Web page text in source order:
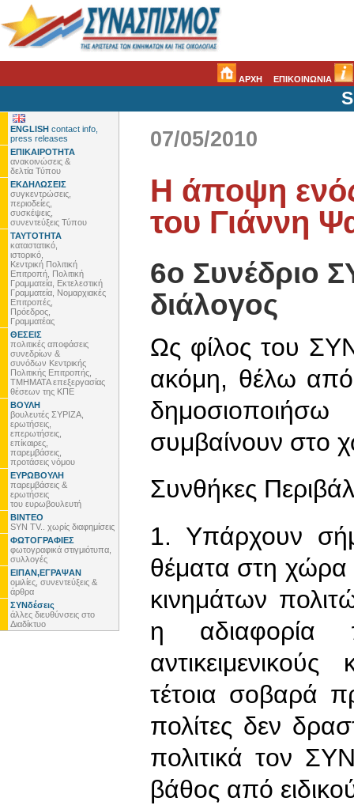
ΑΡΧΗ ΕΠΙΚΟΙΝΩΝΙΑ
ENGLISH contact info,
press releases
ΕΠΙΚΑΙΡΟΤΗΤΑ
ανακοινώσεις &
δελτία Τύπου
ΕΚΔΗΛΩΣΕΙΣ
συγκεντρώσεις,
περιοδείες,
συσκέψεις,
συνεντεύξεις Τύπου
ΤΑΥΤΟΤΗΤΑ
καταστατικό,
ιστορικό,
Κεντρική Πολιτική
Επιτροπή, Πολιτική
Γραμματεία, Εκτελεστική
Γραμματεία, Νομαρχιακές
Επιτροπές,
Πρόεδρος,
Γραμματέας
ΘΕΣΕΙΣ
πολιτικές αποφάσεις
συνεδρίων &
συνόδων Κεντρικής
Πολιτικής Επιτροπής,
ΤΜΗΜΑΤΑ επεξεργασίας
θέσεων της ΚΠΕ
ΒΟΥΛΗ
βουλευτές ΣΥΡΙΖΑ,
ερωτήσεις,
επερωτήσεις,
επίκαιρες,
παρεμβάσεις,
προτάσεις νόμου
ΕΥΡΩΒΟΥΛΗ
παρεμβάσεις &
ερωτήσεις
του ευρωβουλευτή
ΒΙΝΤΕΟ
SYN TV.. χωρίς διαφημίσεις
ΦΩΤΟΓΡΑΦΙΕΣ
φωτογραφικά στιγμιότυπα,
συλλογές
ΕΙΠΑΝ,ΕΓΡΑΨΑΝ
ομιλίες, συνεντεύξεις &
άρθρα
ΣΥΝδέσεις
άλλες διευθύνσεις στο
Διαδίκτυο
07/05/2010
Η άποψη
του Γιάννη
6ο Συνέδριο
διάλογος
Ως φίλος του
ακόμη, θέλω από
συμβαίνουν στο
Συνθήκες
1. Υπάρχουν
θέματα στη
κινημάτων
η αδιαφορία
τέτοια σοβαρά
πολίτες δεν
πολιτικά τον
βάθος από